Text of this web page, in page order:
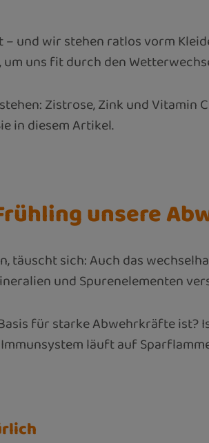
– und wir stehen ratlos vorm
uns fit durch den
Zistrose, Zink und Vitamin
in diesem Artikel.
unsere
täuscht sich: Auch das
und Spurenelementen
für starke Abwehrkräfte
läuft auf